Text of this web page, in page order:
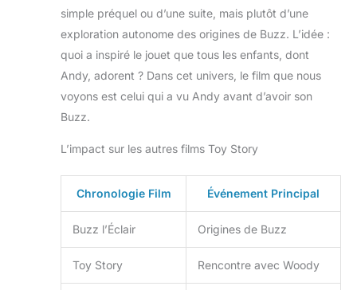
simple préquel ou d’une suite, mais plutôt d’une
exploration autonome des origines de Buzz. L’idée :
quoi a inspiré le jouet que tous les enfants, dont
Andy, adorent ? Dans cet univers, le film que nous
voyons est celui qui a vu Andy avant d’avoir son
Buzz.
L’impact sur les autres films Toy Story
Chronologie Film Événement Principal
Buzz l’Éclair Origines de Buzz
Toy Story Rencontre avec Woody